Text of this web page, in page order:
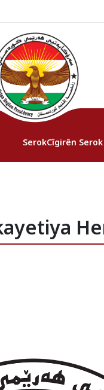
SerokCîgirên Serok